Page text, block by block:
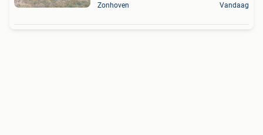
Zonhoven Vandaag